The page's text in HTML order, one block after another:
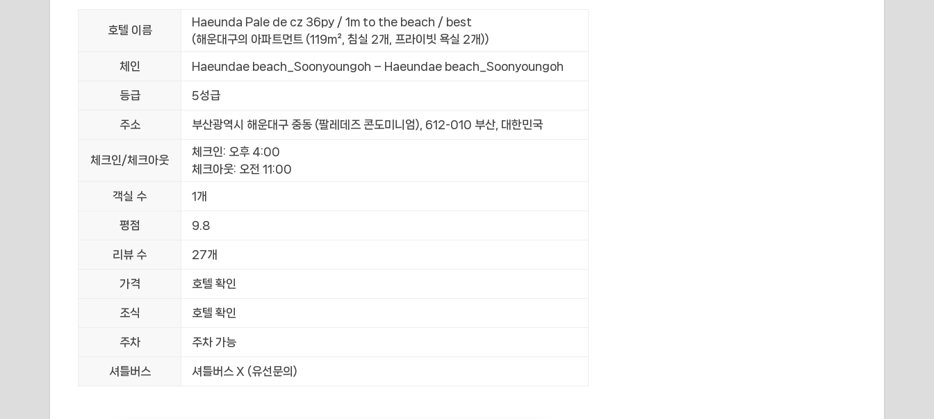
호텔 이름
Haeunda Pale de cz 36py / 1m to the beach / best
(해운대구의 아파트먼트 (119m², 침실 2개, 프라이빗 욕실 2개))
체인 Haeundae beach_Soonyoungoh – Haeundae beach_Soonyoungoh
등급 5성급
주소 부산광역시 해운대구 중동 (팔레데즈 콘도미니엄), 612-010 부산, 대한민국
체크인/체크아웃
체크인: 오후 4:00
체크아웃: 오전 11:00
객실 수 1개
평점 9.8
리뷰 수 27개
가격 호텔 확인
조식 호텔 확인
주차 주차 가능
셔틀버스 셔틀버스 X (유선문의)